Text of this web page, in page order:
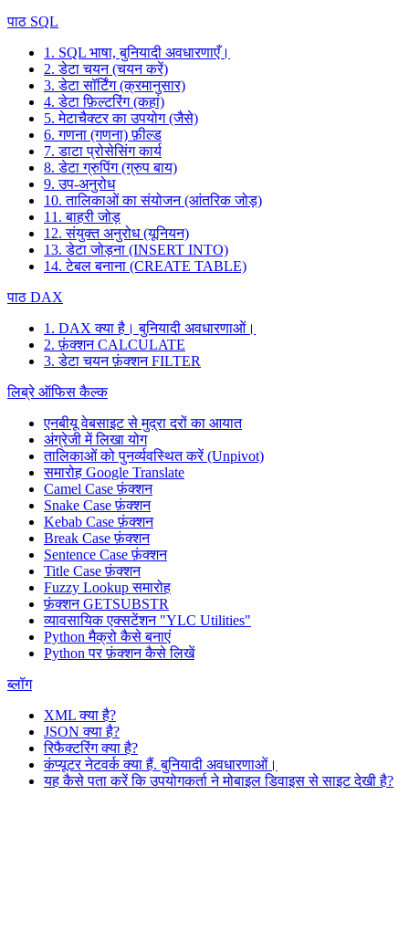
पाठ SQL
1. SQL भाषा, बुनियादी अवधारणाएँ।
2. डेटा चयन (चयन करें)
3. डेटा सॉर्टिंग (क्रमानुसार)
4. डेटा फ़िल्टरिंग (कहां)
5. मेटाचैक्टर का उपयोग (जैसे)
6. गणना (गणना) फ़ील्ड
7. डाटा प्रोसेसिंग कार्य
8. डेटा ग्रुपिंग (ग्रुप बाय)
9. उप-अनुरोध
10. तालिकाओं का संयोजन (आंतरिक जोड़)
11. बाहरी जोड़
12. संयुक्त अनुरोध (यूनियन)
13. डेटा जोड़ना (INSERT INTO)
14. टेबल बनाना (CREATE TABLE)
पाठ DAX
1. DAX क्या है। बुनियादी अवधारणाओं।
2. फ़ंक्शन CALCULATE
3. डेटा चयन फ़ंक्शन FILTER
लिब्रे ऑफिस कैल्क
एनबीयू वेबसाइट से मुद्रा दरों का आयात
अंग्रेजी में लिखा योग
तालिकाओं को पुनर्व्यवस्थित करें (Unpivot)
समारोह Google Translate
Camel Case फ़ंक्शन
Snake Case फ़ंक्शन
Kebab Case फ़ंक्शन
Break Case फ़ंक्शन
Sentence Case फ़ंक्शन
Title Case फ़ंक्शन
Fuzzy Lookupसमारोह
फ़ंक्शन GETSUBSTR
व्यावसायिक एक्सटेंशन "YLC Utilities"
Python मैक्रो कैसे बनाएं
Python पर फ़ंक्शन कैसे लिखें
ब्लॉग
XML क्या है?
JSON क्या है?
रिफैक्टरिंग क्या है?
कंप्यूटर नेटवर्क क्या हैं. बुनियादी अवधारणाओं।
यह कैसे पता करें कि उपयोगकर्ता ने मोबाइल डिवाइस से साइट देखी है?